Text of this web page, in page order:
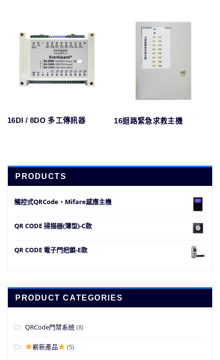
16DI / 8DO 多工傳訊器 16迴路緊急求救主機
PRODUCTS
觸控式QRCode、Mifare感應主機
QR CODE 掃描器(薄型)-C款
QR CODE 電子門把鎖-E款
PRODUCT CATEGORIES
QRCode門禁系統(8)
嶄新產品 (5)